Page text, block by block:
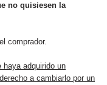
no quisiesen la
comprador.
haya adquirido un
a cambiarlo por un